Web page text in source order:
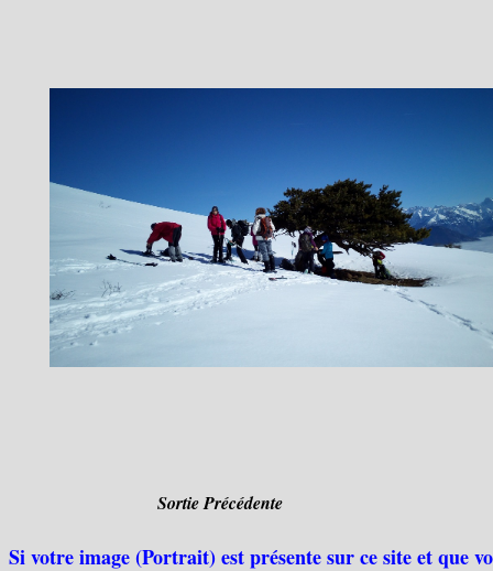
Sortie Précédente
Si votre image (Portrait) est présente sur ce site et que